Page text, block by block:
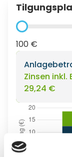
100 €
Zinsen inkl.
29,24 €